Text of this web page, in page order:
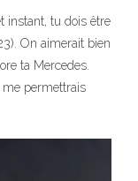
instant, tu dois être
On aimerait bien
ta Mercedes.
me permettrais